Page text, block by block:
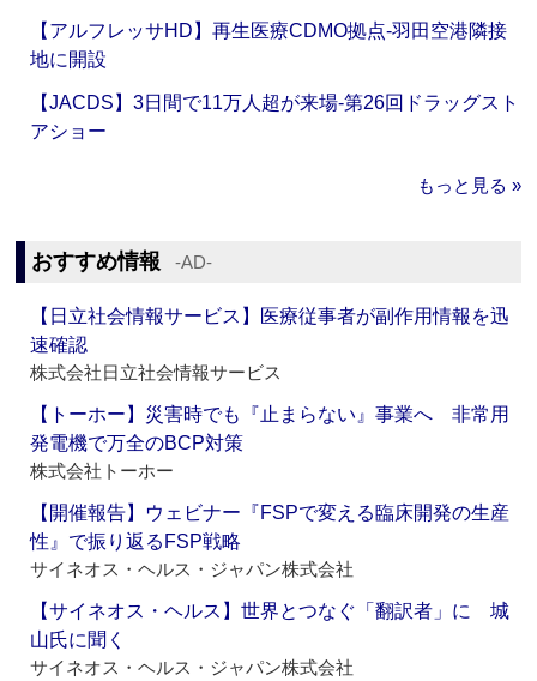
【アルフレッサHD】再生医療CDMO拠点‐羽田空港隣接
地に開設
【JACDS】3日間で11万人超が来場‐第26回ドラッグスト
アショー
もっと見る »
おすすめ情報 ‐AD‐
【日立社会情報サービス】医療従事者が副作用情報を迅
速確認
株式会社日立社会情報サービス
【トーホー】災害時でも『止まらない』事業へ 非常用
発電機で万全のBCP対策
株式会社トーホー
【開催報告】ウェビナー『FSPで変える臨床開発の生産
性』で振り返るFSP戦略
サイネオス・ヘルス・ジャパン株式会社
【サイネオス・ヘルス】世界とつなぐ「翻訳者」に 城
山氏に聞く
サイネオス・ヘルス・ジャパン株式会社